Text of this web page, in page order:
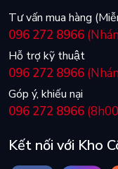
Tư vấn mua hàng
096 272 8966
Hỗ trợ kỹ thuật
096 272 8966
Góp ý, khiếu nại
096 272 8966
Kết nối với Kho